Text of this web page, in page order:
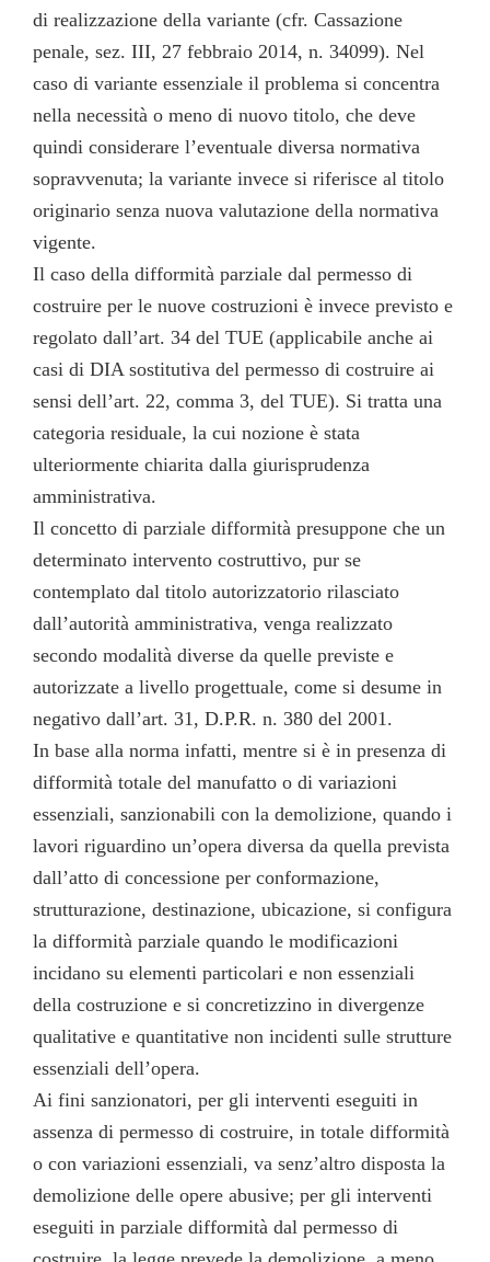
di realizzazione della variante (cfr. Cassazione
penale, sez. III, 27 febbraio 2014, n. 34099). Nel
caso di variante essenziale il problema si concentra
nella necessità o meno di nuovo titolo, che deve
quindi considerare l’eventuale diversa normativa
sopravvenuta; la variante invece si riferisce al titolo
originario senza nuova valutazione della normativa
vigente.
Il caso della difformità parziale dal permesso di
costruire per le nuove costruzioni è invece previsto e
regolato dall’art. 34 del TUE (applicabile anche ai
casi di DIA sostitutiva del permesso di costruire ai
sensi dell’art. 22, comma 3, del TUE). Si tratta una
categoria residuale, la cui nozione è stata
ulteriormente chiarita dalla giurisprudenza
amministrativa.
Il concetto di parziale difformità presuppone che un
determinato intervento costruttivo, pur se
contemplato dal titolo autorizzatorio rilasciato
dall’autorità amministrativa, venga realizzato
secondo modalità diverse da quelle previste e
autorizzate a livello progettuale, come si desume in
negativo dall’art. 31, D.P.R. n. 380 del 2001.
In base alla norma infatti, mentre si è in presenza di
difformità totale del manufatto o di variazioni
essenziali, sanzionabili con la demolizione, quando i
lavori riguardino un’opera diversa da quella prevista
dall’atto di concessione per conformazione,
strutturazione, destinazione, ubicazione, si configura
la difformità parziale quando le modificazioni
incidano su elementi particolari e non essenziali
della costruzione e si concretizzino in divergenze
qualitative e quantitative non incidenti sulle strutture
essenziali dell’opera.
Ai fini sanzionatori, per gli interventi eseguiti in
assenza di permesso di costruire, in totale difformità
o con variazioni essenziali, va senz’altro disposta la
demolizione delle opere abusive; per gli interventi
eseguiti in parziale difformità dal permesso di